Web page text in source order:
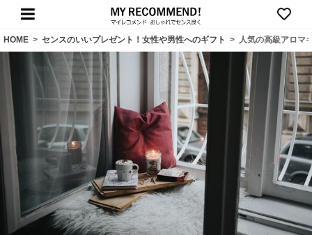
HOME > センスのいいプレゼント！女性や男性へのギフト > 人気の高級アロマ